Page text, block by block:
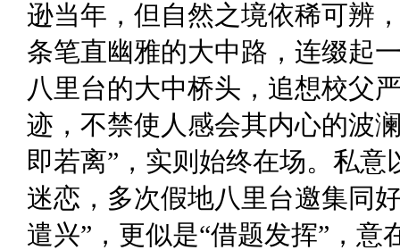
逊当年，但自然之境依稀可辨
条笔直幽雅的大中路，连缀起
八里台的大中桥头，追想校父
迹，不禁使人感会其内心的波
即若离”，实则始终在场。私意
迷恋，多次假地八里台邀集同
遣兴”，更似是“借题发挥”，